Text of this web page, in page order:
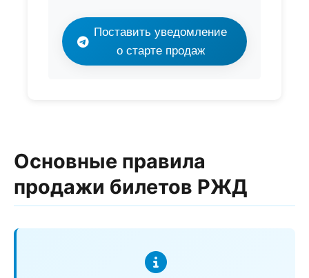
Поставить уведомление
о старте продаж
Основные правила
продажи билетов РЖД